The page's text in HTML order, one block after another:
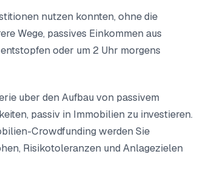
nutzen konnten, ohne die
Wege, passives Einkommen aus
oder um 2 Uhr morgens
uber den Aufbau von passivem
passiv in Immobilien zu investieren.
Crowdfunding werden Sie
Risikotoleranzen und Anlagezielen